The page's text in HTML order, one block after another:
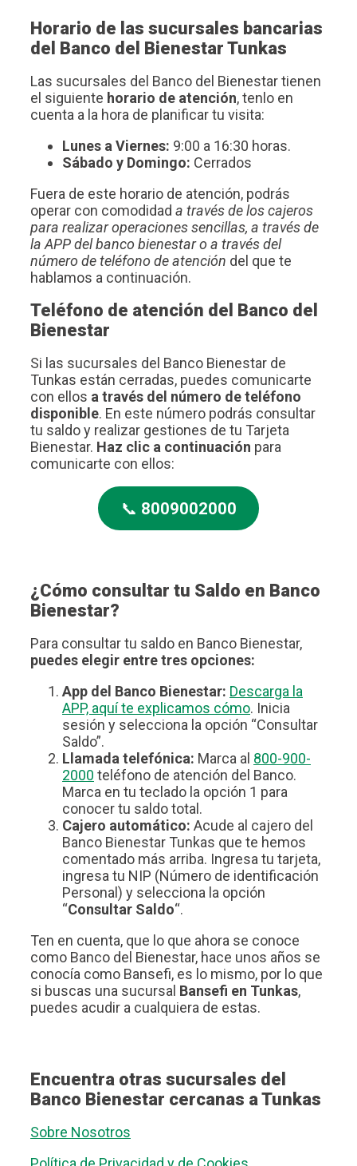
Horario de las sucursales bancarias
del Banco del Bienestar Tunkas
Las sucursales del Banco del Bienestar tienen
el siguiente horario de atención, tenlo en
cuenta a la hora de planificar tu visita:
Lunes a Viernes: 9:00 a 16:30 horas.
Sábado y Domingo: Cerrados
Fuera de este horario de atención, podrás
operar con comodidad a través de los cajeros
para realizar operaciones sencillas, a través de
la APP del banco bienestar o a través del
número de teléfono de atención del que te
hablamos a continuación.
Teléfono de atención del Banco del
Bienestar
Si las sucursales del Banco Bienestar de
Tunkas están cerradas, puedes comunicarte
con ellos a través del número de teléfono
disponible. En este número podrás consultar
tu saldo y realizar gestiones de tu Tarjeta
Bienestar. Haz clic a continuación para
comunicarte con ellos:
📞 8009002000
¿Cómo consultar tu Saldo en Banco
Bienestar?
Para consultar tu saldo en Banco Bienestar,
puedes elegir entre tres opciones:
App del Banco Bienestar: Descarga la
APP, aquí te explicamos cómo. Inicia
sesión y selecciona la opción “Consultar
Saldo”.
Llamada telefónica: Marca al 800-900-
2000 teléfono de atención del Banco.
Marca en tu teclado la opción 1 para
conocer tu saldo total.
Cajero automático: Acude al cajero del
Banco Bienestar Tunkas que te hemos
comentado más arriba. Ingresa tu tarjeta,
ingresa tu NIP (Número de identificación
Personal) y selecciona la opción
“Consultar Saldo“.
Ten en cuenta, que lo que ahora se conoce
como Banco del Bienestar, hace unos años se
conocía como Bansefi, es lo mismo, por lo que
si buscas una sucursal Bansefi en Tunkas,
puedes acudir a cualquiera de estas.
Encuentra otras sucursales del
Banco Bienestar cercanas a Tunkas
Sobre Nosotros